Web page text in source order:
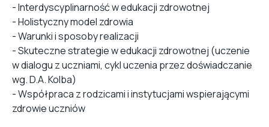
- Interdyscyplinarność w edukacji zdrowotnej
- Holistyczny model zdrowia
- Warunki i sposoby realizacji
- Skuteczne strategie w edukacji zdrowotnej (uczenie
w dialogu z uczniami, cykl uczenia przez doświadczanie
wg. D.A. Kolba)
- Współpraca z rodzicami i instytucjami wspierającymi
zdrowie uczniów